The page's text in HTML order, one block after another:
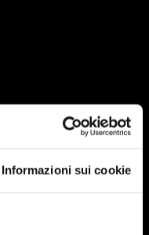
Informazioni sui cookie